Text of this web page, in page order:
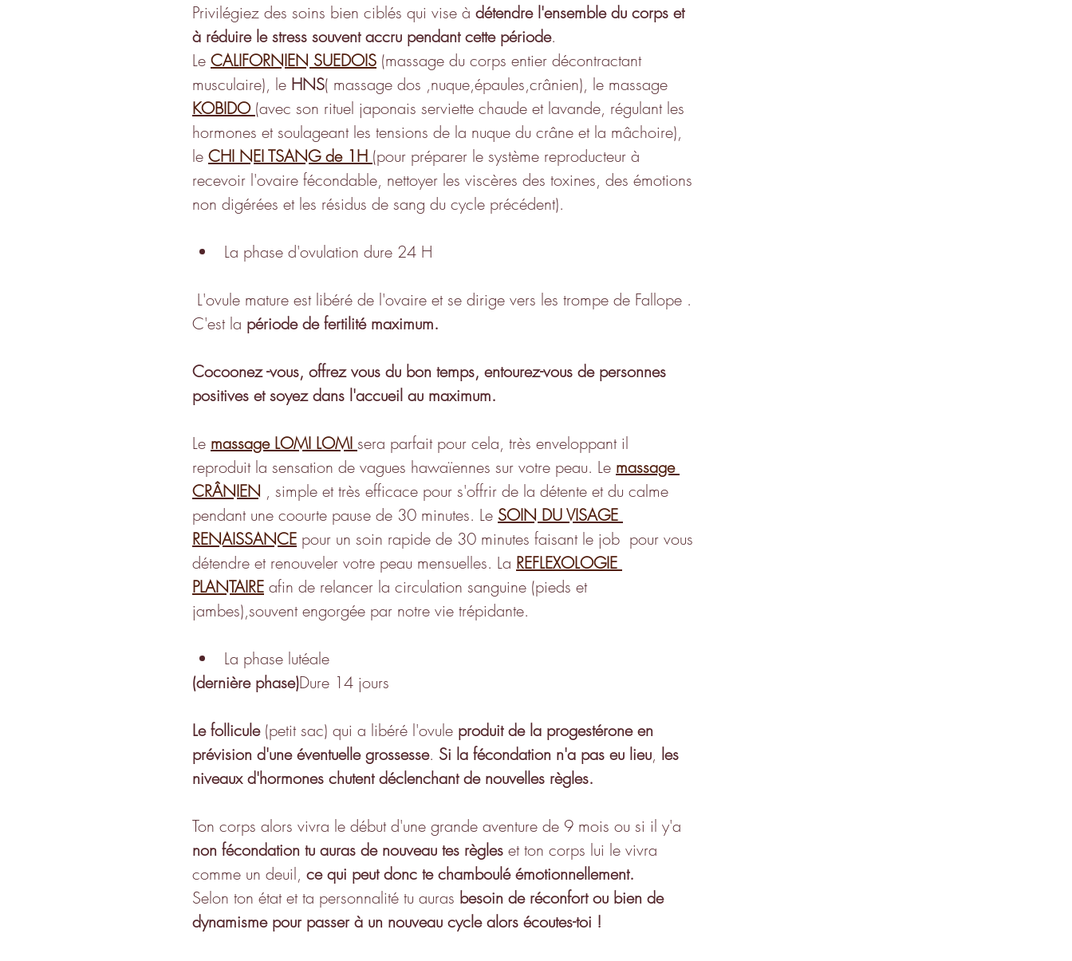
Privilégiez des soins bien ciblés qui vise à détendre l'ensemble du corps et
à réduire le stress souvent accru pendant cette période.
Le CALIFORNIEN SUEDOIS (massage du corps entier décontractant
musculaire), le HNS( massage dos ,nuque,épaules,crânien), le massage
KOBIDO (avec son rituel japonais serviette chaude et lavande, régulant les
hormones et soulageant les tensions de la nuque du crâne et la mâchoire),
le CHI NEI TSANG de 1H (pour préparer le système reproducteur à
recevoir l'ovaire fécondable, nettoyer les viscères des toxines, des émotions
non digérées et les résidus de sang du cycle précédent).
La phase d'ovulation dure 24 H
C'est la période de fertilité maximum.
Cocoonez -vous, offrez vous du bon temps, entourez-vous de personnes
positives et soyez dans l'accueil au maximum.
Le massage LOMI LOMI sera parfait pour cela, très enveloppant il
reproduit la sensation de vagues hawaïennes sur votre peau. Le massage
CRÂNIEN , simple et très efficace pour s'offrir de la détente et du calme
pendant une coourte pause de 30 minutes. Le SOIN DU VISAGE
RENAISSANCE pour un soin rapide de 30 minutes faisant le job  pour vous
détendre et renouveler votre peau mensuelles. La REFLEXOLOGIE
PLANTAIRE afin de relancer la circulation sanguine (pieds et
jambes),souvent engorgée par notre vie trépidante.
La phase lutéale
(dernière phase)Dure 14 jours
Le follicule (petit sac) qui a libéré l'ovule produit de la progestérone en
prévision d'une éventuelle grossesse. Si la fécondation n'a pas eu lieu, les
niveaux d'hormones chutent déclenchant de nouvelles règles.
Ton corps alors vivra le début d'une grande aventure de 9 mois ou si il y'a
non fécondation tu auras de nouveau tes règles et ton corps lui le vivra
comme un deuil, ce qui peut donc te chamboulé émotionnellement.
Selon ton état et ta personnalité tu auras besoin de réconfort ou bien de
dynamisme pour passer à un nouveau cycle alors écoutes-toi !